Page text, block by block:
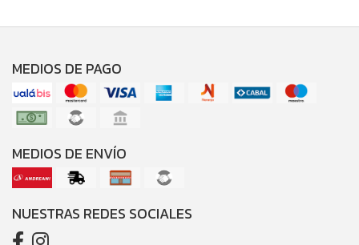
MEDIOS DE PAGO
MEDIOS DE ENVÍO
NUESTRAS REDES SOCIALES